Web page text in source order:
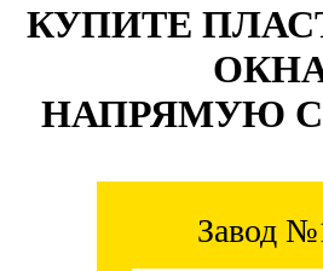
КУПИТЕ
НАПРЯМУЮ С
Завод